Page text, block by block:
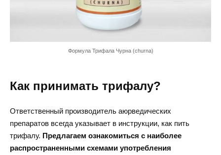
Формула Трифала Чурна (churna)
Как принимать трифалу?
Ответственный производитель аюрведических
препаратов всегда указывает в инструкции, как пить
трифалу. Предлагаем ознакомиться с наиболее
распространенными схемами употребления